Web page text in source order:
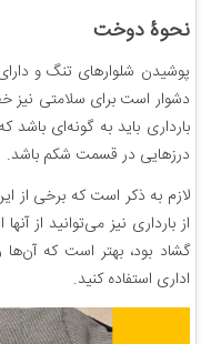
نحوۀ دوخت
پوشیدن شلوارهای تنگ و
دشوار است برای سلامتی نیز
بارداری باید به گونه‌ای باشد
درزهایی در قسمت شکم باشد.
لازم به ذکر است که برخی از
از بارداری نیز می‌توانید از
گشاد بود، بهتر است که
اداری استفاده کنید.